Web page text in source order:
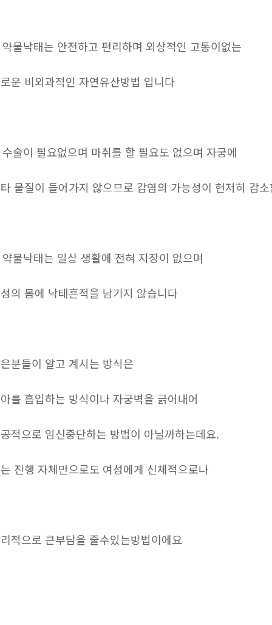
약물낙태는 안전하고 편리하며 외상적인 고통이없는
운 비외과적인 자연유산방법 입니다
술이 필요없으며 마취를 할 필요도 없으며 자궁에
물질이 들어가지 않으므로 감염의 가능성이 현저히 감
물낙태는 일상 생활에 전혀 지장이 없으며
의 몸에 낙태흔적을 남기지 않습니다
분들이 알고 계시는 방식은
를 흡입하는 방식이나 자궁벽을 긁어내어
적으로 임신중단하는 방법이 아닐까하는데요.
진행 자체만으로도 여성에게 신체적으로나
적으로 큰부담을 줄수있는방법이에요